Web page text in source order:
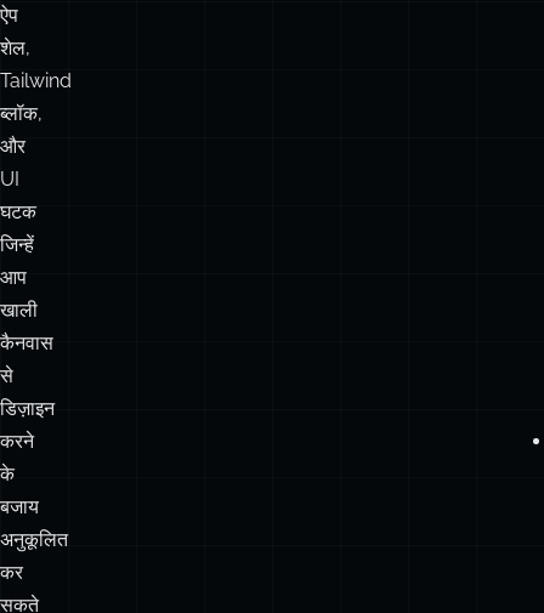
ऐप
शेल,
Tailwind
ब्लॉक,
और
UI
घटक
जिन्हें
आप
खाली
कैनवास
से
डिज़ाइन
करने
के
बजाय
अनुकूलित
कर
सकते